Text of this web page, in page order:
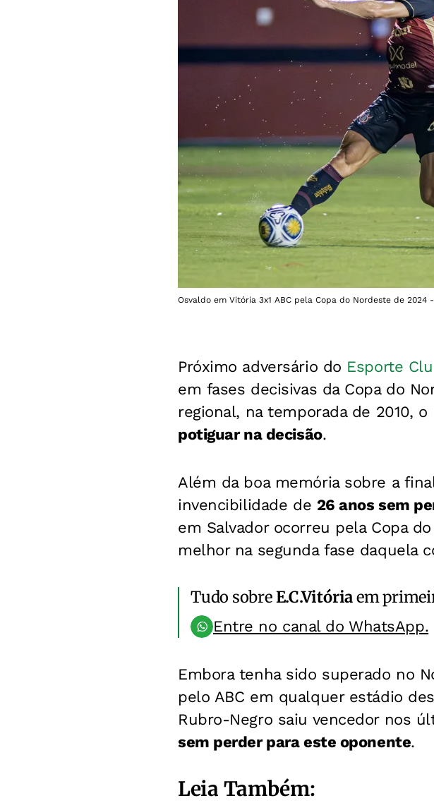
Osvaldo em Vitória 3x1 ABC pela Copa do Nordeste de 2024
Próximo adversário do Esporte
em fases decisivas da Copa do
regional, na temporada de 2010, o
potiguar na decisão.
Além da boa memória sobre a
invencibilidade de 26 anos sem
em Salvador ocorreu pela Copa
melhor na segunda fase daquela
Tudo sobreE.C.Vitóriaem
Entre no canal do WhatsApp.
Embora tenha sido superado no
pelo ABC em qualquer estádio
Rubro-Negro saiu vencedor nos
sem perder para este oponente.
Leia Também: